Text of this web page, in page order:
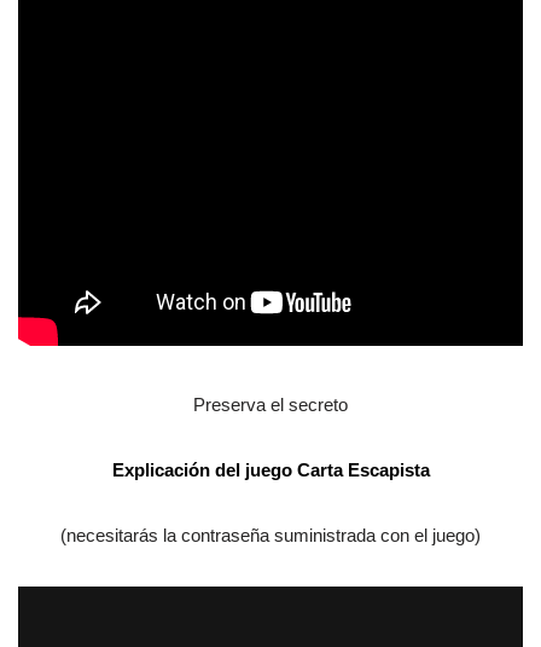
Preserva el secreto
Explicación del juego Carta Escapista
(necesitarás la contraseña suministrada con el juego)